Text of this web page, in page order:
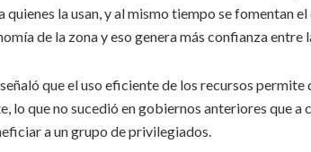
la usan, y al mismo tiempo se fomentan
de la zona y eso genera más confianza entre
que el uso eficiente de los recursos permite
lo que no sucedió en gobiernos anteriores que a
a un grupo de privilegiados.